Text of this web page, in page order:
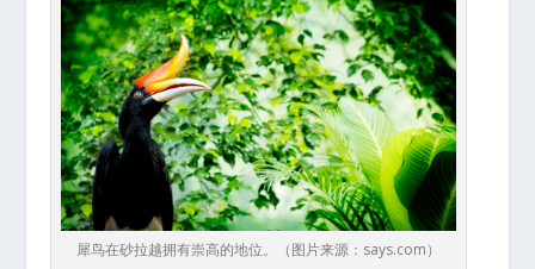
犀鸟在砂拉越拥有崇高的地位。（图片来源：says.com）